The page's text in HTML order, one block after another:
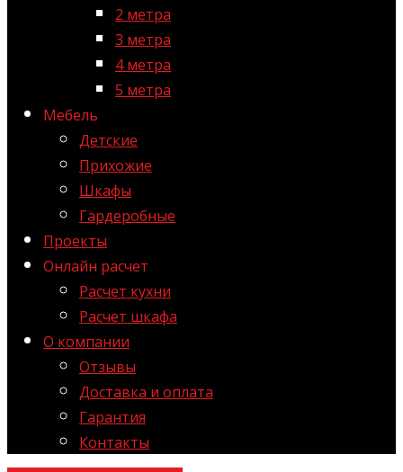
2 метра
3 метра
4 метра
5 метра
Мебель
Детские
Прихожие
Шкафы
Гардеробные
Проекты
Онлайн расчет
Расчет кухни
Расчет шкафа
О компании
Отзывы
Доставка и оплата
Гарантия
Контакты